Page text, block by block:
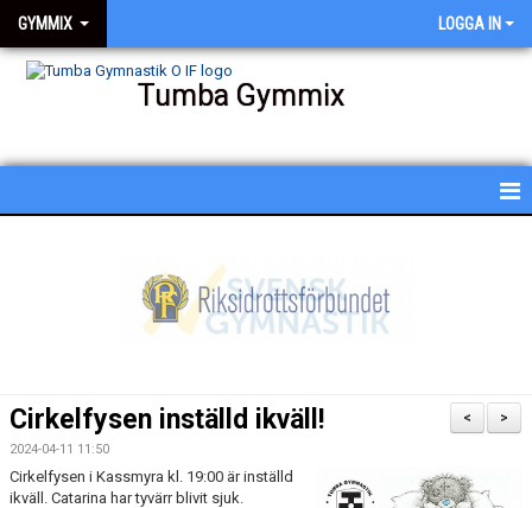
GYMMIX LOGGA IN
Tumba Gymmix
BESKRIVNING AV PASSEN
BILDGALLERI
>
<
Cirkelfysen inställd ikväll!
2024-04-11 11:50
Cirkelfysen i Kassmyra kl. 19:00 är inställd
ikväll. Catarina har tyvärr blivit sjuk.